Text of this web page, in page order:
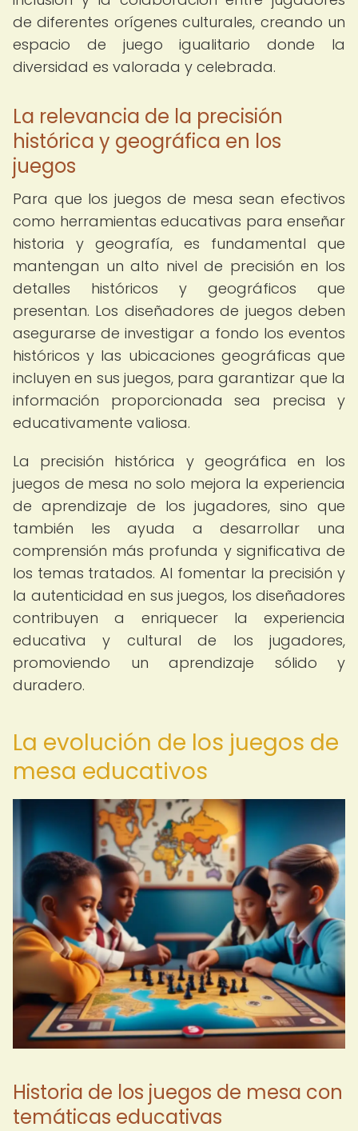
de diferentes orígenes culturales, creando un
espacio de juego igualitario donde la
diversidad es valorada y celebrada.
La relevancia de la precisión
histórica y geográfica en los
juegos
Para que los juegos de mesa sean efectivos
como herramientas educativas para enseñar
historia y geografía, es fundamental que
mantengan un alto nivel de precisión en los
detalles históricos y geográficos que
presentan. Los diseñadores de juegos deben
asegurarse de investigar a fondo los eventos
históricos y las ubicaciones geográficas que
incluyen en sus juegos, para garantizar que la
información proporcionada sea precisa y
educativamente valiosa.
La precisión histórica y geográfica en los
juegos de mesa no solo mejora la experiencia
de aprendizaje de los jugadores, sino que
también les ayuda a desarrollar una
comprensión más profunda y significativa de
los temas tratados. Al fomentar la precisión y
la autenticidad en sus juegos, los diseñadores
contribuyen a enriquecer la experiencia
educativa y cultural de los jugadores,
promoviendo un aprendizaje sólido y
duradero.
La evolución de los juegos de
mesa educativos
Historia de los juegos de mesa con
temáticas educativas